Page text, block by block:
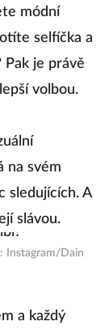
módní
selfíčka a
Pak je právě
volbou.
na svém
sledujících. A
slávou.
Instagram/Dain
a každý